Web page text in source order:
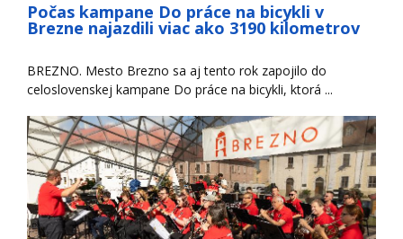
Počas kampane Do práce na bicykli v
Brezne najazdili viac ako 3190 kilometrov
BREZNO. Mesto Brezno sa aj tento rok zapojilo do
celoslovenskej kampane Do práce na bicykli, ktorá ...